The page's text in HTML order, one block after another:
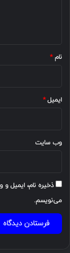
نام*
ایمیل*
وب‌ سایت
ذخیره نام، ایمیل
می‌نویسم.